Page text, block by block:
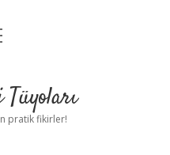
Tüyoları
pratik fikirler!